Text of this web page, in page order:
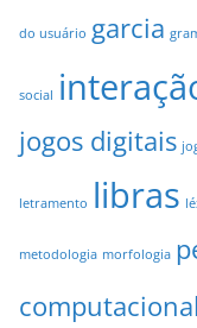
do usuário garcia
social
jogos digitais
letramento libras
metodologia morfologia
computacional